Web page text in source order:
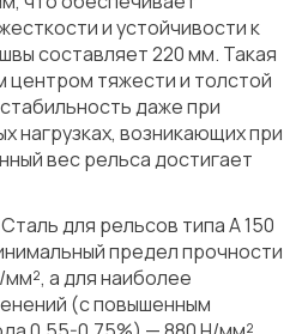
и устойчивости к
составляет 220 мм. Такая
центром тяжести и толстой
даже при
нагрузках, возникающих при
вес рельса достигает
Сталь для рельсов типа A 150
предел прочности
а для наиболее
(с повышенным